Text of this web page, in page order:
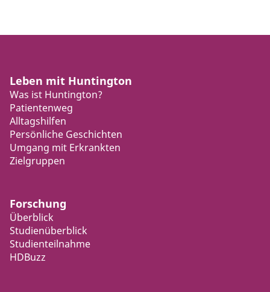
Leben mit Huntington
Was ist Huntington?
Patientenweg
Alltagshilfen
Persönliche Geschichten
Umgang mit Erkrankten
Zielgruppen
Forschung
Überblick
Studienüberblick
Studienteilnahme
HDBuzz